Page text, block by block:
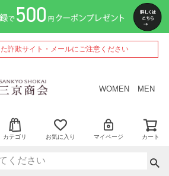
詐欺サイト・メールにご注意ください
WOMEN MEN
カテゴリ お気に入り マイページ カート
ペー
ジト
ップ
へ